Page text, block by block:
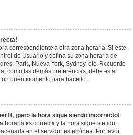
correspondiente a otra zona horaria. Si este
de Usuario y defina su zona horaria de
París, Nueva York, Sydney, etc. Recuerde
como las demás preferencias, debe estar
buen momento para hacerlo.
¡pero la hora sigue siendo incorrecto!
horaria es correcta y la hora sigue siendo
en el servidor es errónea. Por favor